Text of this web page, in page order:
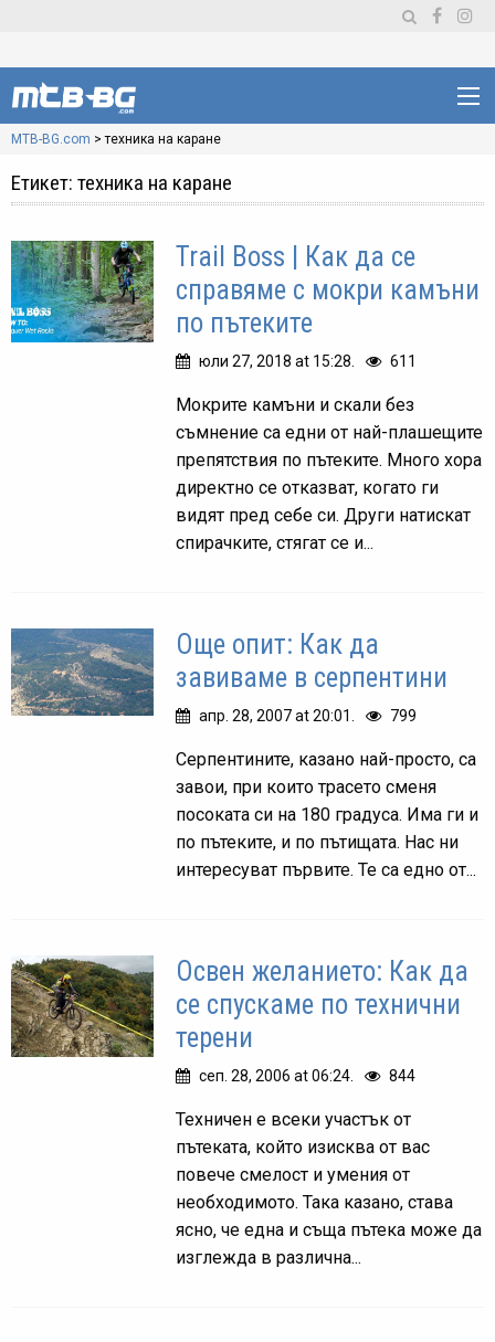
MTB-BG.com >техника на каране
Етикет: техника на каране
Trail Boss | Как да се
справяме с мокри камъни
по пътеките
юли 27, 2018 at 15:28. 611
Мокрите камъни и скали без
съмнение са едни от най-плашещите
препятствия по пътеките. Много хора
директно се отказват, когато ги
видят пред себе си. Други натискат
спирачките, стягат се и...
Още опит: Как да
завиваме в серпентини
апр. 28, 2007 at 20:01. 799
Серпентините, казано най-просто, са
завои, при които трасето сменя
посоката си на 180 градуса. Има ги и
по пътеките, и по пътищата. Нас ни
интересуват първите. Те са едно от...
Освен желанието: Как да
се спускаме по технични
терени
сеп. 28, 2006 at 06:24. 844
Техничен е всеки участък от
пътеката, който изисква от вас
повече смелост и умения от
необходимото. Така казано, става
ясно, че една и съща пътека може да
изглежда в различна...